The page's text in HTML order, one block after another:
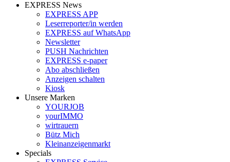
EXPRESS News
EXPRESS APP
Leserreporter/in werden
EXPRESS auf WhatsApp
Newsletter
PUSH Nachrichten
EXPRESS e-paper
Abo abschließen
Anzeigen schalten
Kiosk
Unsere Marken
YOURJOB
yourIMMO
wirtrauern
Bütz Mich
Kleinanzeigenmarkt
Specials